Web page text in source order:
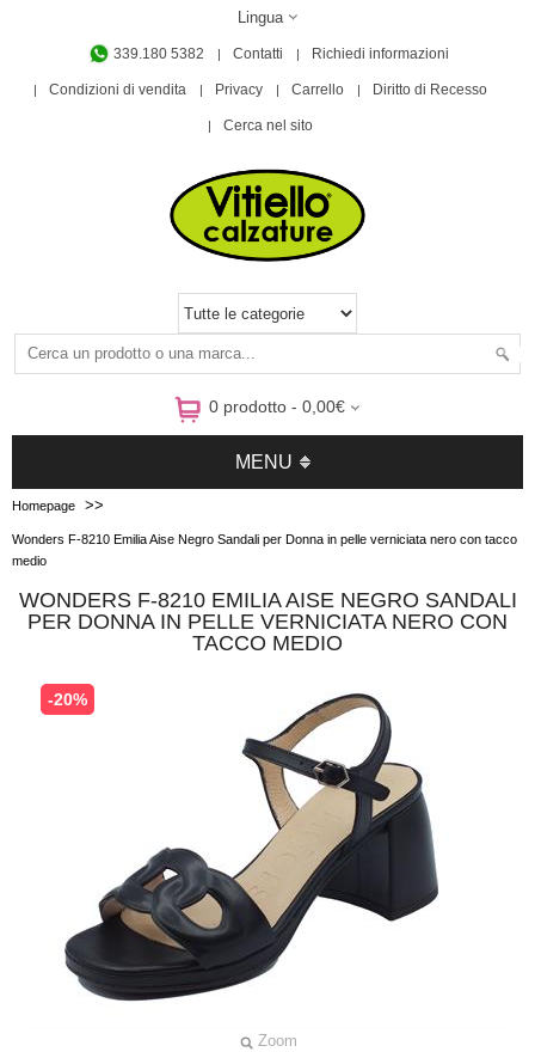
Lingua
339.180 5382 Contatti Richiedi informazioni
Condizioni di vendita Privacy Carrello Diritto di Recesso
Cerca nel sito
0 prodotto - 0,00€
MENU
Homepage >>
Wonders F-8210 Emilia Aise Negro Sandali per Donna in pelle verniciata nero con tacco
medio
WONDERS F-8210 EMILIA AISE NEGRO SANDALI
PER DONNA IN PELLE VERNICIATA NERO CON
TACCO MEDIO
Zoom
-20%